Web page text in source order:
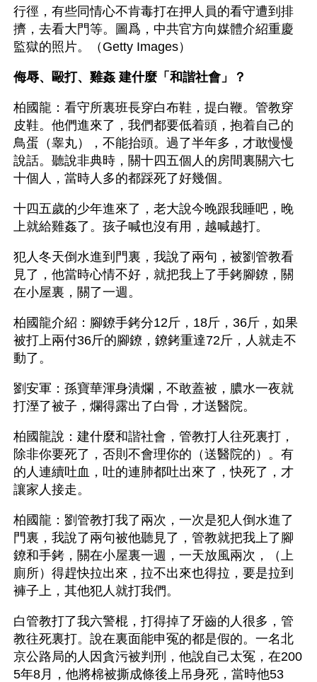
行徑，有些同情心不肯毒打在押人員的看守遭到排
擠，去看大門等。圖爲，中共官方向媒體介紹重慶
監獄的照片。（Getty Images）
侮辱、毆打、雞姦 建什麼「和諧社會」？
柏國龍：看守所裏班長穿白布鞋，提白鞭。管教穿
皮鞋。他們進來了，我們都要低着頭，抱着自己的
鳥蛋（睾丸），不能抬頭。過了半年多，才敢慢慢
說話。聽說非典時，關十四五個人的房間裏關六七
十個人，當時人多的都踩死了好幾個。
十四五歲的少年進來了，老大說今晚跟我睡吧，晚
上就給雞姦了。孩子喊也沒有用，越喊越打。
犯人冬天倒水進到門裏，我說了兩句，被劉管教看
見了，他當時心情不好，就把我上了手銬腳鐐，關
在小屋裏，關了一週。
柏國龍介紹：腳鐐手銬分12斤，18斤，36斤，如果
被打上兩付36斤的腳鐐，鐐銬重達72斤，人就走不
動了。
劉安軍：孫寶華渾身潰爛，不敢蓋被，膿水一夜就
打溼了被子，爛得露出了白骨，才送醫院。
柏國龍說：建什麼和諧社會，管教打人往死裏打，
除非你要死了，否則不會理你的（送醫院的）。有
的人連續吐血，吐的連肺都吐出來了，快死了，才
讓家人接走。
柏國龍：劉管教打我了兩次，一次是犯人倒水進了
門裏，我說了兩句被他聽見了，管教就把我上了腳
鐐和手銬，關在小屋裏一週，一天放風兩次，（上
廁所）得趕快拉出來，拉不出來也得拉，要是拉到
褲子上，其他犯人就打我們。
白管教打了我六警棍，打得掉了牙齒的人很多，管
教往死裏打。說在裏面能申冤的都是假的。一名北
京公路局的人因貪污被判刑，他說自己太冤，在200
5年8月，他將棉被撕成條後上吊身死，當時他53